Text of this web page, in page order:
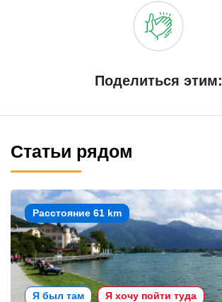
Поделиться этим:
Статьи рядом
Расстояние 61 km
Я был там Я хочу пойти туда